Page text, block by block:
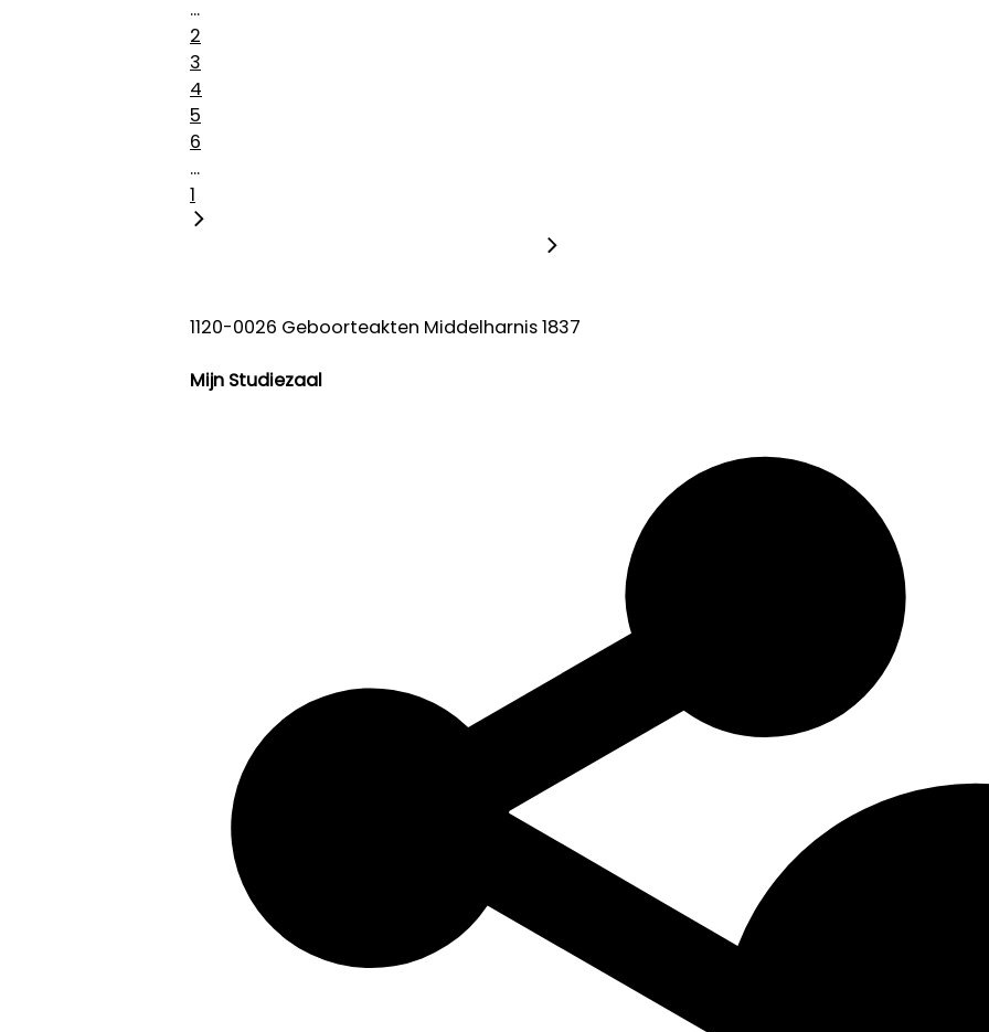
...
2
3
4
5
6
...
1
1120-0026 Geboorteakten Middelharnis 1837
Mijn Studiezaal